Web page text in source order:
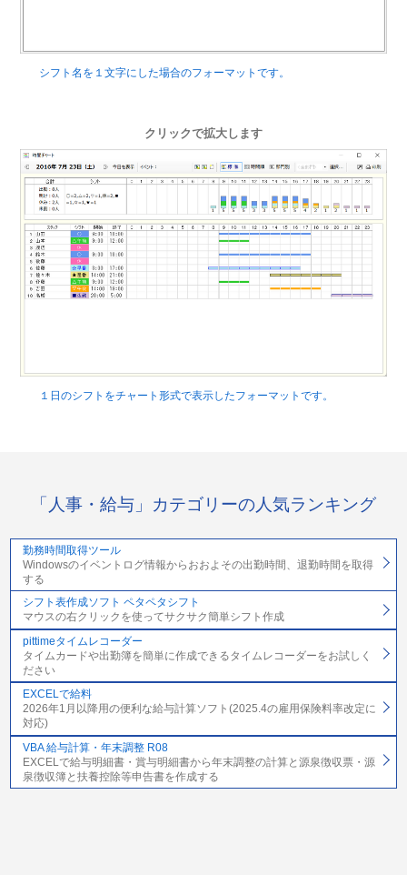
シフト名を１文字にした場合のフォーマットです。
クリックで拡大します
１日のシフトをチャート形式で表示したフォーマットです。
「人事・給与」カテゴリーの人気ランキング
勤務時間取得ツール
Windowsのイベントログ情報からおおよその出勤時間、退勤時間を取得
する
シフト表作成ソフト ペタペタシフト
マウスの右クリックを使ってサクサク簡単シフト作成
pittimeタイムレコーダー
タイムカードや出勤簿を簡単に作成できるタイムレコーダーをお試しく
ださい
EXCELで給料
2026年1月以降用の便利な給与計算ソフト(2025.4の雇用保険料率改定に
対応)
VBA 給与計算・年末調整 R08
EXCELで給与明細書・賞与明細書から年末調整の計算と源泉徴収票・源
泉徴収簿と扶養控除等申告書を作成する